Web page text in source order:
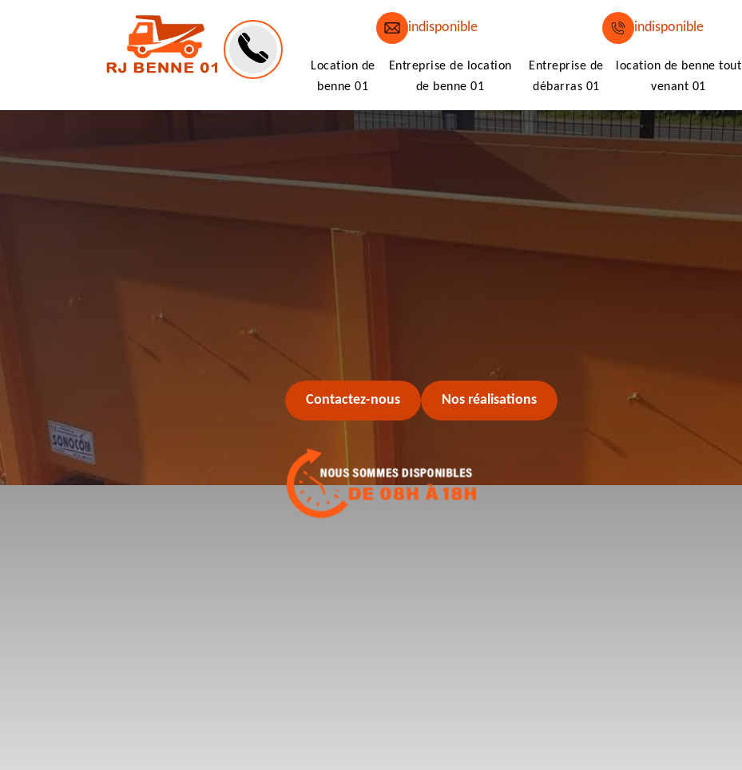
indisponible indisponible
Location de
benne 01
Entreprise de location
de benne 01
Entreprise de
débarras 01
location de benne tout
venant 01
Contactez-nous Nos réalisations